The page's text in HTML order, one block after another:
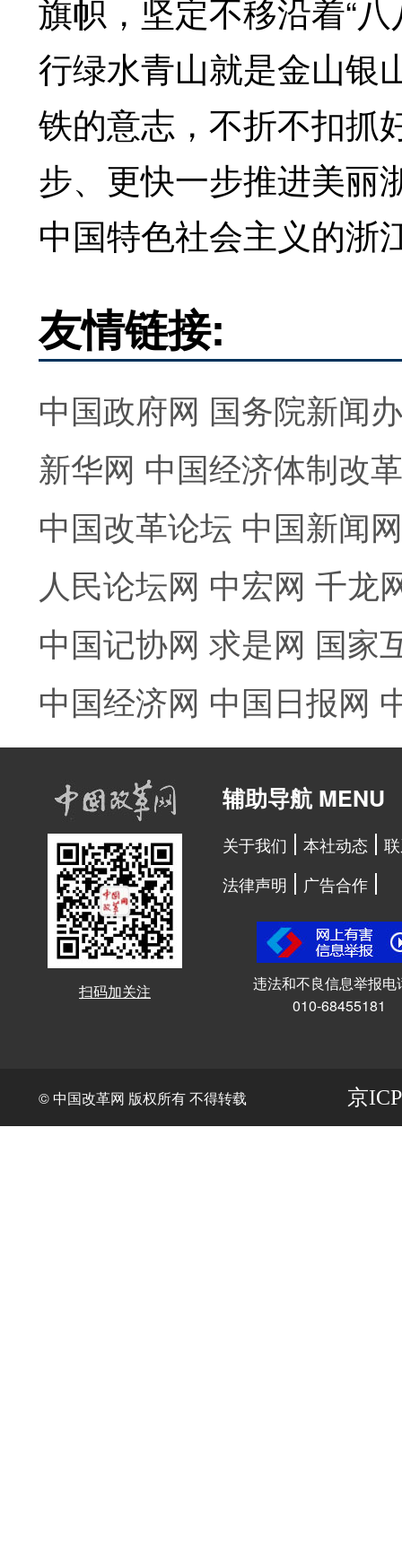
旗帜，坚定不移沿着“
行绿水青山就是金山银
铁的意志，不折不扣抓
步、更快一步推进美丽
中国特色社会主义的浙
友情链接:
中国政府网 国务院新闻
新华网 中国经济体制改
中国改革论坛 中国新闻网
人民论坛网 中宏网 千龙
中国记协网 求是网 国家
中国经济网 中国日报网
扫码加关注
辅助导航 MENU
关于我们 本社动态
法律声明
广告合作
违法和不良信息举报电
010-68455181
© 中国改革网 版权所有 不得转载 京